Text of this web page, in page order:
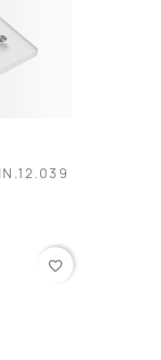
favorite_border